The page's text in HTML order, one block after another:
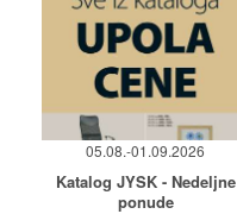
05.08.-01.09.2026
Katalog JYSK - Nedeljne
ponude